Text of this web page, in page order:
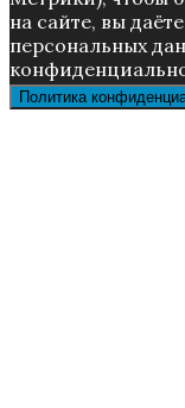
нa caйтe, вы
пepcoнaльныx
Политика